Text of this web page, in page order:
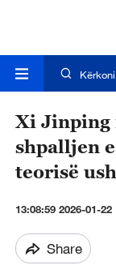
Kërkoni
Xi Jinping
shpalljen
teorisë
13:08:59 2026-01-22
Share